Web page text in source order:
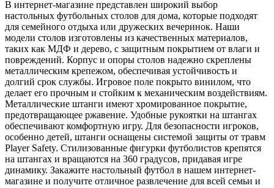
В интернет-магазине представлен широкий выбор
настольных футбольных столов для дома, которые подходят
для семейного отдыха или дружеских вечеринок. Наши
модели столов изготовлены из качественных материалов,
таких как МДФ и дерево, с защитным покрытием от влаги и
повреждений. Корпус и опоры столов надежно скреплены
металлическим крепежом, обеспечивая устойчивость и
долгий срок службы. Игровое поле покрыто винилом, что
делает его прочным и стойким к механическим воздействиям.
Металлические штанги имеют хромированное покрытие,
предотвращающее ржавение. Удобные рукоятки на штангах
обеспечивают комфортную игру. Для безопасности игроков,
особенно детей, штанги оснащены системой защиты от травм
Player Safety. Стилизованные фигурки футболистов крепятся
на штангах и вращаются на 360 градусов, придавая игре
динамику. Закажите настольный футбол в нашем интернет-
магазине и получите отличное развлечение для всей семьи и